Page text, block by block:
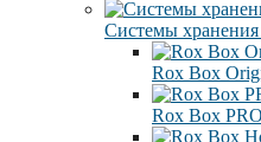
Системы
Rox Box
Rox Box PRO